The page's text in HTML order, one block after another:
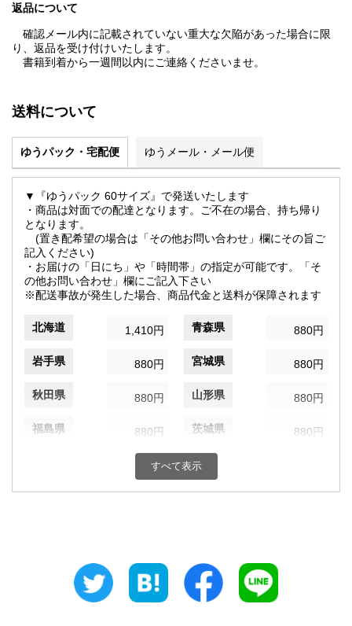
返品について
確認メール内に記載されていない重大な欠陥があった場合に限
り、返品を受け付けいたします。
書籍到着から一週間以内にご連絡くださいませ。
送料について
ゆうパック・宅配便 ゆうメール・メール便
▼『ゆうパック 60サイズ』で発送いたします
・商品は対面での配達となります。ご不在の場合、持ち帰り
となります。
(置き配希望の場合は「その他お問い合わせ」欄にその旨ご
記入ください)
・お届けの「日にち」や「時間帯」の指定が可能です。「そ
の他お問い合わせ」欄にご記入下さい
※配送事故が発生した場合、商品代金と送料が保障されます
北海道 1,410円 青森県 880円
岩手県 880円 宮城県 880円
秋田県 880円 山形県 880円
福島県 880円 茨城県 880円
880円 群馬県
埼玉県 千葉県
880円 富山県
880円 福井県
すべて表示